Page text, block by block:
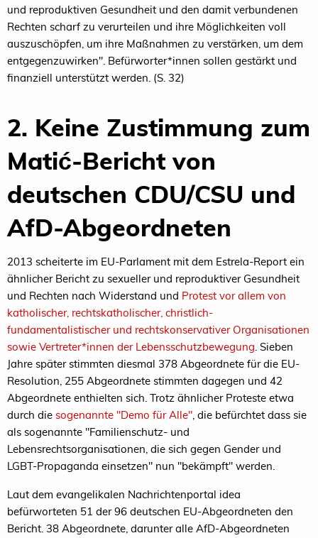
und reproduktiven Gesundheit und den damit verbundenen
Rechten scharf zu verurteilen und ihre Möglichkeiten voll
auszuschöpfen, um ihre Maßnahmen zu verstärken, um dem
entgegenzuwirken". Befürworter*innen sollen gestärkt und
finanziell unterstützt werden. (S. 32)
2. Keine Zustimmung zum
Matić-Bericht von
deutschen CDU/CSU und
AfD-Abgeordneten
2013 scheiterte im EU-Parlament mit dem Estrela-Report ein
ähnlicher Bericht zu sexueller und reproduktiver Gesundheit
und Rechten nach Widerstand und Protest vor allem von
katholischer, rechtskatholischer, christlich-
fundamentalistischer und rechtskonservativer Organisationen
sowie Vertreter*innen der Lebensschutzbewegung. Sieben
Jahre später stimmten diesmal 378 Abgeordnete für die EU-
Resolution, 255 Abgeordnete stimmten dagegen und 42
Abgeordnete enthielten sich. Trotz ähnlicher Proteste etwa
durch die sogenannte "Demo für Alle", die befürchtet dass sie
als sogenannte "Familienschutz- und
Lebensrechtsorganisationen, die sich gegen Gender und
LGBT-Propaganda einsetzen" nun "bekämpft" werden.
Laut dem evangelikalen Nachrichtenportal idea
befürworteten 51 der 96 deutschen EU-Abgeordneten den
Bericht. 38 Abgeordnete, darunter alle AfD-Abgeordneten